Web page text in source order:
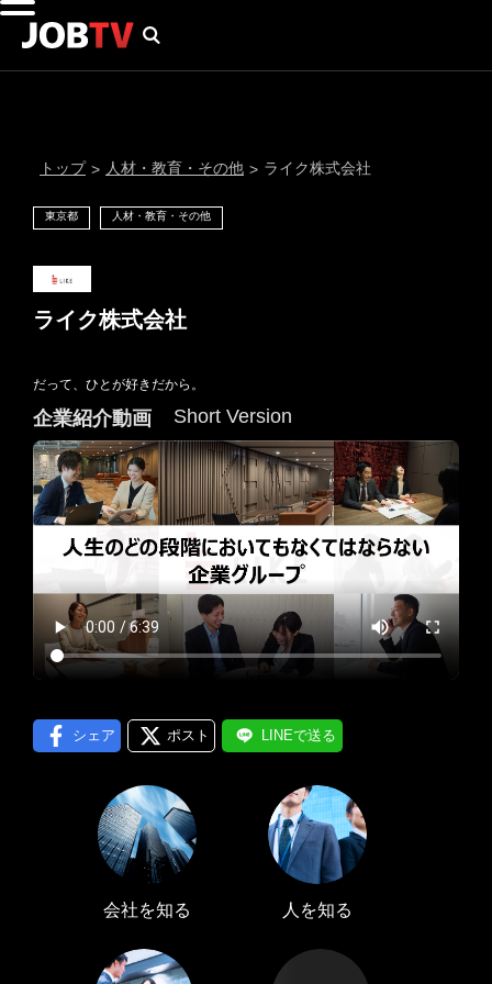
通知設定
メール通知
LINE通知
トップ > 人材・教育・その他 > ライク株式会社
東京都 人材・教育・その他
ライク株式会社
だって、ひとが好きだから。
企業紹介動画 Short Version
シェア ポスト LINEで送る
会社を知る 人を知る
にはプロフィール画像のアップロードが必要です
プロフィール編集する ＞
会員登録する ＞
ログインする ＞